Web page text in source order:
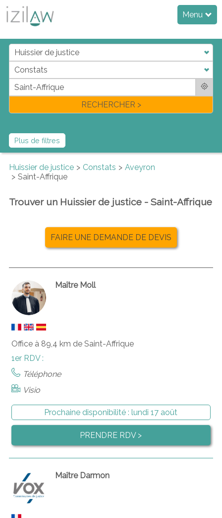
Menu
jdadi
fl
RECHERCHER >
Plus de filtres
Huissier de justice Constats
Aveyron
Saint-Affrique
Trouver un Huissier de justice - Saint-Affrique
FAIRE UNE DEMANDE DE DEVIS
Maître Moll
Office à 89,4 km de Saint-Affrique
1er RDV :
Téléphone
Visio
Prochaine disponibilité :lundi 17 août
PRENDRE RDV >
Maître Darmon